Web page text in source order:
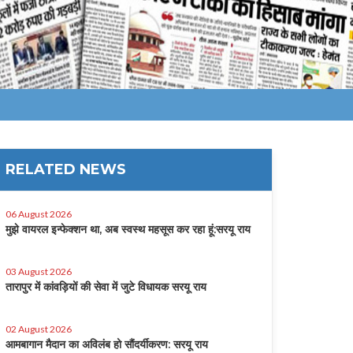
RELATED NEWS
06 August 2026
मुझे वायरल इन्फेक्शन था, अब स्वस्थ महसूस कर रहा हूं:सरयू राय
03 August 2026
तारापुर में कांवड़ियों की सेवा में जुटे विधायक सरयू राय
02 August 2026
आमबागान मैदान का अविलंब हो सौंदर्यीकरण: सरयू राय